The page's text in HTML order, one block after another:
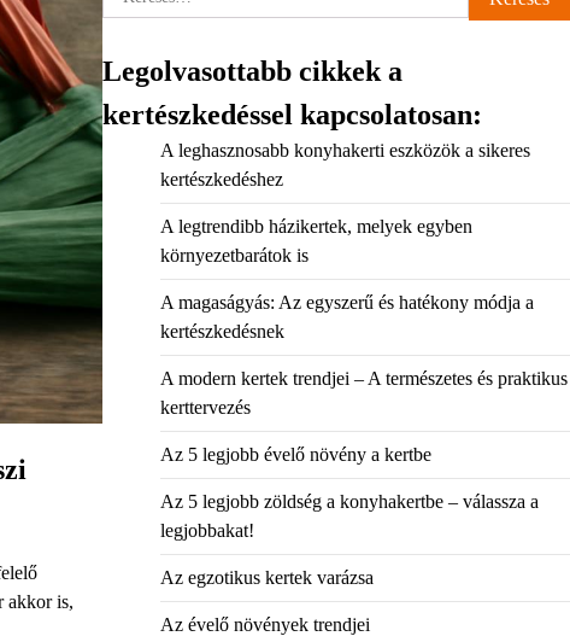
akkor is,
Legolvasottabb cikkek a
kertészkedéssel kapcsolatosan:
A leghasznosabb konyhakerti eszközök a sikeres
kertészkedéshez
A legtrendibb házikertek, melyek egyben
környezetbarátok is
A magaságyás: Az egyszerű és hatékony módja a
kertészkedésnek
A modern kertek trendjei – A természetes és praktikus
kerttervezés
Az 5 legjobb évelő növény a kertbe
Az 5 legjobb zöldség a konyhakertbe – válassza a
legjobbakat!
Az egzotikus kertek varázsa
Az évelő növények trendjei